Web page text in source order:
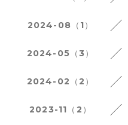
2024-08（1）
2024-05（3）
2024-02（2）
2023-11（2）